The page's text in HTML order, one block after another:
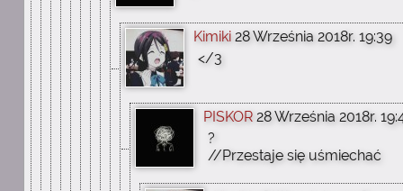
Kimiki 28 Września 2018r. 19:39
</3
PISKOR 28 Września 2018r.
?
//Przestaje się uśmiechać